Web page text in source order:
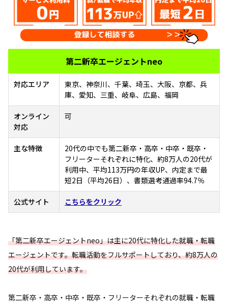
第二新卒エージェントneo
対応エリア
東京、神奈川、千葉、埼玉、大阪、京都、兵
庫、愛知、三重、岐阜、広島、福岡
オンライン
対応
可
主な特徴
20代の中でも第二新卒・高卒・中卒・既卒・
フリーターそれぞれに特化、約8万人の20代が
利用中、平均113万円の年収UP、内定まで最
短2日（平均26日）、書類選考通過率94.7％
公式サイト こちらをクリック
「第二新卒エージェントneo」は主に20代に特化した就職・転職
エージェントです。転職活動をフルサポートしており、約8万人の
20代が利用しています。
第二新卒・高卒・中卒・既卒・フリーターそれぞれの就職・転職